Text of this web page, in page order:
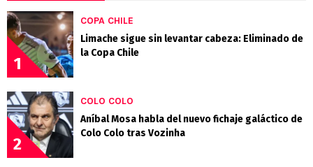
1
COPA CHILE
Limache sigue sin levantar cabeza: Eliminado de
la Copa Chile
2
COLO COLO
Aníbal Mosa habla del nuevo fichaje galáctico de
Colo Colo tras Vozinha